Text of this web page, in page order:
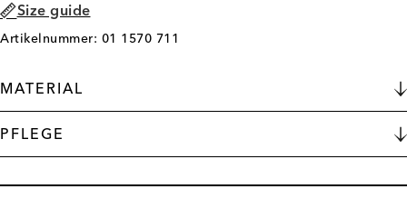
Size guide
Artikelnummer: 01 1570 711
MATERIAL
PFLEGE